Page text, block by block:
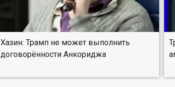
Хазин: Трамп не может выполнить
договорённости Анкориджа